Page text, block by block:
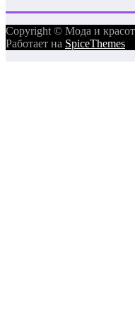
Copyright © Мода и
Работает на SpiceThemes